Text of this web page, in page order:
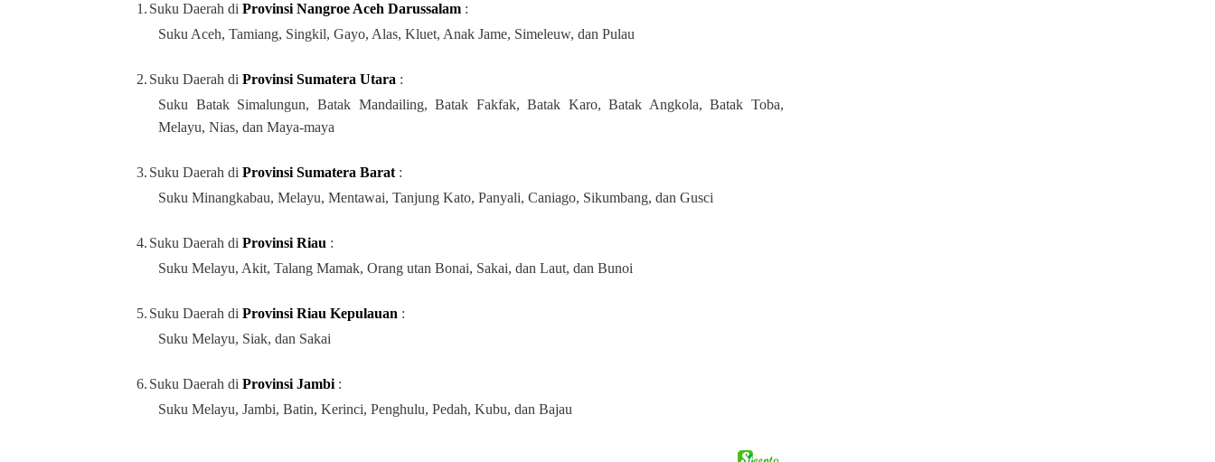
1. Suku Daerah diProvinsi Nangroe Aceh Darussalam :
Suku Aceh, Tamiang, Singkil, Gayo, Alas, Kluet, Anak Jame, Simeleuw, dan Pulau
2. Suku Daerah diProvinsi Sumatera Utara :
Suku Batak Simalungun, Batak Mandailing, Batak Fakfak, Batak Karo, Batak Angkola, Batak Toba,
Melayu, Nias, dan Maya-maya
3. Suku Daerah diProvinsi Sumatera Barat :
Suku Minangkabau, Melayu, Mentawai, Tanjung Kato, Panyali, Caniago, Sikumbang, dan Gusci
4. Suku Daerah diProvinsi Riau :
Suku Melayu, Akit, Talang Mamak, Orang utan Bonai, Sakai, dan Laut, dan Bunoi
5. Suku Daerah diProvinsi Riau Kepulauan :
Suku Melayu, Siak, dan Sakai
6. Suku Daerah diProvinsi Jambi :
Suku Melayu, Jambi, Batin, Kerinci, Penghulu, Pedah, Kubu, dan Bajau